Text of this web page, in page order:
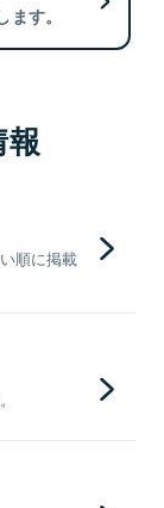
す。
順に掲載